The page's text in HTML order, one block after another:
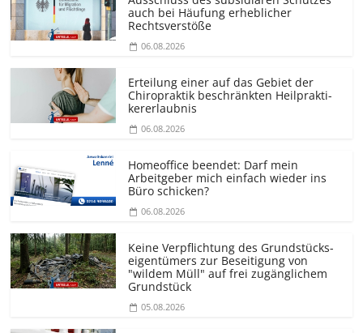
auch bei Häufung erheblicher
Rechtsverstöße
06.08.2026
Erteilung einer auf das Gebiet der
Chiropraktik beschränkten Heilprakti­
kererlaubnis
06.08.2026
Homeoffice beendet: Darf mein
Arbeitgeber mich einfach wieder ins
Büro schicken?
06.08.2026
Keine Verpflichtung des Grundstücks­
eigentümers zur Beseitigung von
"wildem Müll" auf frei zugänglichem
Grundstück
05.08.2026